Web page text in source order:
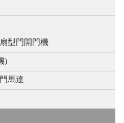
型門開門機
)
馬達